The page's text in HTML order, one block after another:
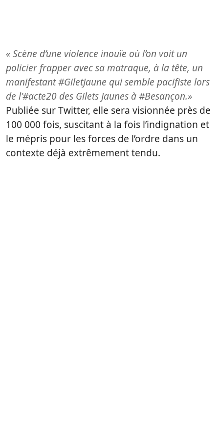
« Scène d’une violence inouïe où l’on voit un
policier frapper avec sa matraque, à la tête, un
manifestant #GiletJaune qui semble pacifiste lors
de l’#acte20 des Gilets Jaunes à #Besançon.»
Publiée sur Twitter, elle sera visionnée près de
100 000 fois, suscitant à la fois l’indignation et
le mépris pour les forces de l’ordre dans un
contexte déjà extrêmement tendu.